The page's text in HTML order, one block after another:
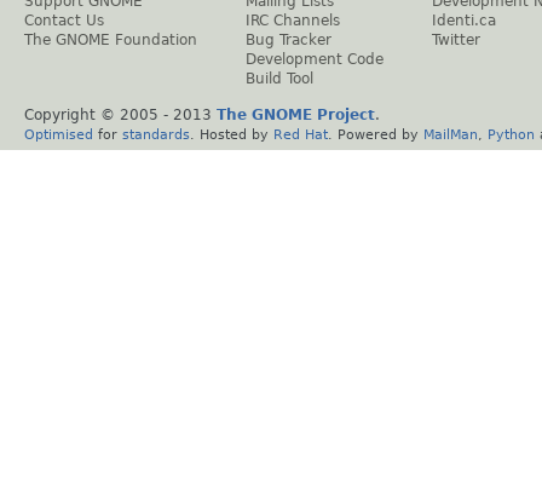
Contact Us
The GNOME Foundation
IRC Channels
Bug Tracker
Development Code
Build Tool
Identi.ca
Twitter
Copyright © 2005 - 2013 The GNOME Project.
Optimised for standards . Hosted by Red Hat . Powered by MailMan Python